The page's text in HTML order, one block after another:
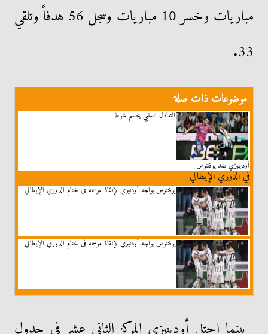
مباريات وخسر 10 مباريات وسجل 56 هدفاً وتلقي
33.
موضوعات ذات صلة
التعادل السلبي يحسم شوط
أودينيزي ضد يوفنتوس
في الدوري الإيطالي
يوفنتوس يواجه أودنيزي لإنقاذ موسمه فى ختام الدوري الإيطالي
يوفنتوس يواجه أودنيزي لإنقاذ موسمه فى ختام الدوري الإيطالي